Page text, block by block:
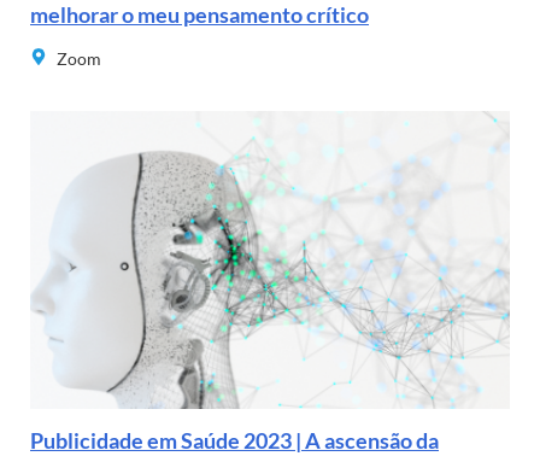
melhorar o meu pensamento crítico
Zoom
Publicidade em Saúde 2023 | A ascensão da